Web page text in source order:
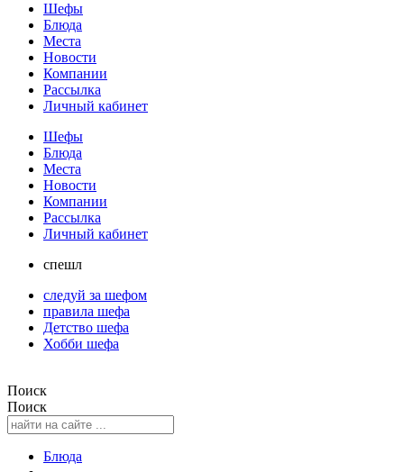
Шефы
Блюда
Места
Новости
Компании
Рассылка
Личный кабинет
Шефы
Блюда
Места
Новости
Компании
Рассылка
Личный кабинет
спешл
следуй за шефом
правила шефа
Детство шефа
Хобби шефа
Поиск
Поиск
Блюда